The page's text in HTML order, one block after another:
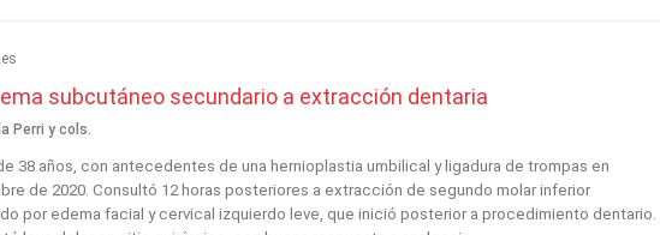
subcutáneo secundario a extracción dentaria
Perri y cols.
38 años, con antecedentes de una hernioplastia umbilical y ligadura de trompas en
de 2020. Consultó 12 horas posteriores a extracción de segundo molar inferior
por edema facial y cervical izquierdo leve, que inició posterior a procedimiento dentario.